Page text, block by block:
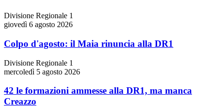
Divisione Regionale 1
giovedì 6 agosto 2026
Colpo d'agosto: il Maia rinuncia alla DR1
Divisione Regionale 1
mercoledì 5 agosto 2026
42 le formazioni ammesse alla DR1, ma manca
Creazzo